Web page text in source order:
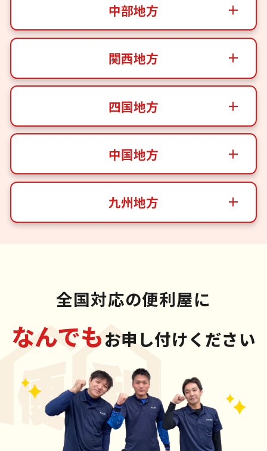
中部地方
関西地方
四国地方
中国地方
九州地方
全国対応の便利屋に
なんでもお申し付けください